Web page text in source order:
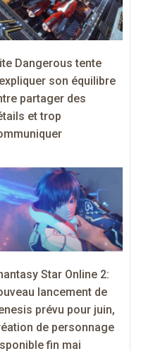
Dangerous tente
son équilibre
partager des
et trop
Star Online 2:
lancement de
prévu pour juin,
de personnage
fin mai